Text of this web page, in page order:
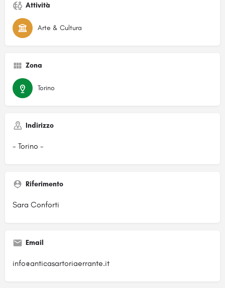
Attività
Arte & Cultura
Zona
Torino
Indirizzo
- Torino -
Riferimento
Sara Conforti
Email
info@anticasartoriaerrante.it